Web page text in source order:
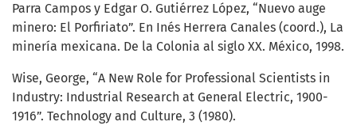
Parra Campos y Edgar O. Gutiérrez López, “Nuevo auge
minero: El Porfiriato”. En Inés Herrera Canales (coord.), La
minería mexicana. De la Colonia al siglo XX. México, 1998.
Wise, George, “A New Role for Professional Scientists in
Industry: Industrial Research at General Electric, 1900-
1916”. Technology and Culture, 3 (1980).